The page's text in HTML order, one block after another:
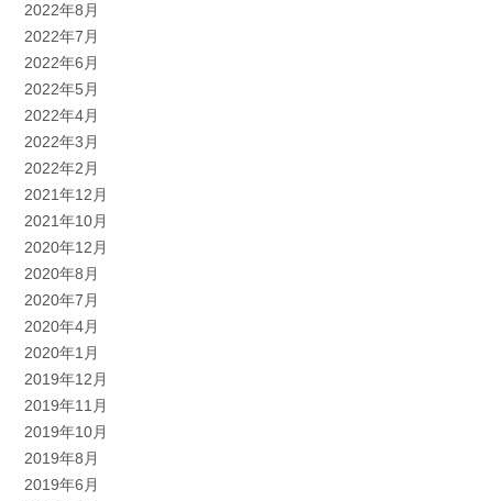
2022年8月
2022年7月
2022年6月
2022年5月
2022年4月
2022年3月
2022年2月
2021年12月
2021年10月
2020年12月
2020年8月
2020年7月
2020年4月
2020年1月
2019年12月
2019年11月
2019年10月
2019年8月
2019年6月